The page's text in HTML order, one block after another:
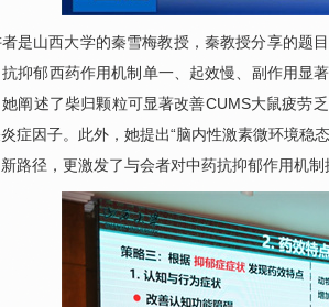
是山西大学的秦雪梅教授，秦教授分享的题
抑郁西药作用机制单一、起效慢、副作用显
阐述了柴归颗粒可显著改善CUMS大鼠疲劳
症因子。此外，她提出“脑内性激素微环境稳
路径，更激发了与会者对中药抗抑郁作用机制